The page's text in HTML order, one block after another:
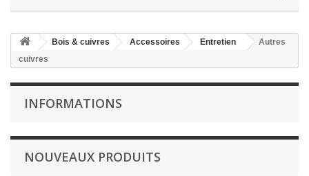
Bois & cuivres Accessoires Entretien
Autres
cuivres
INFORMATIONS
NOUVEAUX PRODUITS